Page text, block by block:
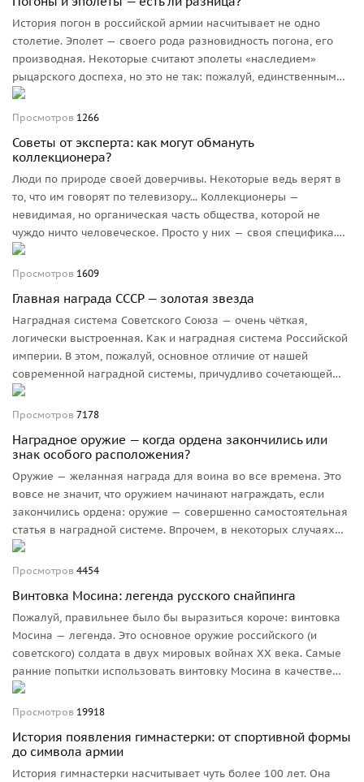
авиационных полков.
История погон в российской армии насчитывает не одно
столетие. Эполет — своего рода разновидность погона, его
производная. Некоторые считают эполеты «наследием»
рыцарского доспеха, но это не так: пожалуй, единственным
элементом, ведущим свою родословную от части доспеха
(хотя и в несколько изменённом виде) можно считать
Просмотров 1266
Советы от эксперта: как могут обмануть
коллекционера?
Люди по природе своей доверчивы. Некоторые ведь верят в
то, что им говорят по телевизору... Коллекционеры —
невидимая, но органическая часть общества, которой не
чуждо ничто человеческое. Просто у них — своя специфика.
Настоящий коллекционер должен понимать: в
коллекционировании нет понятия «дорого» или «дёшево»,
инвесторы.
Просмотров 1609
Главная награда СССР — золотая звезда
Наградная система Советского Союза — очень чёткая,
логически выстроенная. Как и наградная система Российской
империи. В этом, пожалуй, основное отличие от нашей
современной наградной системы, причудливо сочетающей
элементы царской и советской, делящей награды на
государственные и ведомственные.
Просмотров 7178
Наградное оружие — когда ордена закончились или
знак особого расположения?
Оружие — желанная награда для воина во все времена. Это
вовсе не значит, что оружием начинают награждать, если
закончились ордена: оружие — совершенно самостоятельная
статья в наградной системе. Впрочем, в некоторых случаях
имеющая к орденам самое непосредственное отношение, об
этом подробнее в статье.
Просмотров 4454
Винтовка Мосина: легенда русского снайпинга
Пожалуй, правильнее было бы выразиться короче: винтовка
Мосина — легенда. Это основное оружие российского (и
советского) солдата в двух мировых войнах ХХ века. Самые
ранние попытки использовать винтовку Мосина в качестве
снайперского оружия относятся ко времени Первой мировой
войны. Как только стих накал боев первого этапа войны и
снайперов получило больший размах и достигло своего
апогея в завершающий период войны.
Просмотров 19918
История появления гимнастерки: от спортивной формы
до символа армии
История гимнастерки насчитывает чуть более 100 лет. Она